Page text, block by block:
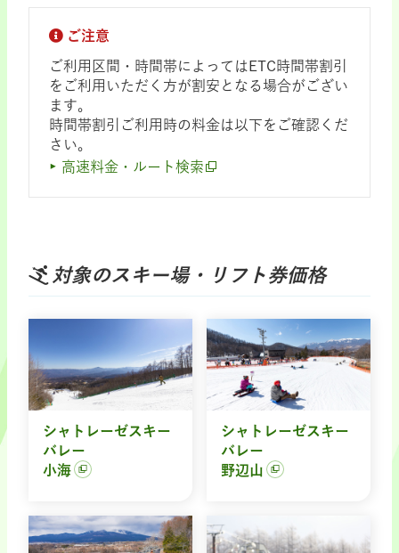
ご注意
ご利用区間・時間帯によってはETC時間帯割引
をご利用いただく方が割安となる場合がござい
ます。
時間帯割引ご利用時の料金は以下をご確認くだ
さい。
高速料金・ルート検索
対象のスキー場・リフト券価格
シャトレーゼスキー
バレー
小海
シャトレーゼスキー
バレー
野辺山